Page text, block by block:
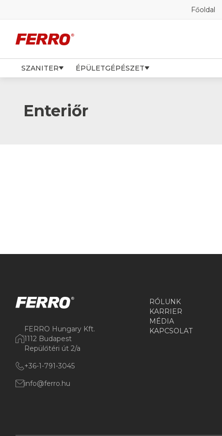
Főoldal
SZANITER ÉPÜLETGÉPÉSZET
Enteriőr
FERRO Hungary Kft.
1112 Budapest
Repülőtéri út 2/a
+36-1-791-3045
info@ferro.hu
RÓLUNK
KARRIER
MÉDIA
KAPCSOLAT